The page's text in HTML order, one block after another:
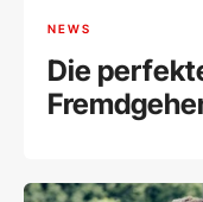
NEWS
Die